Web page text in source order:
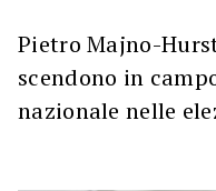
Pietro Majno-
scendono in
nazionale nelle